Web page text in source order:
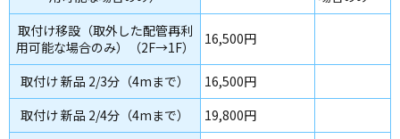
取付け移設（取外した配管再利
用可能な場合のみ）（2F→1F）
16,500円
取付け 新品 2/3分（4mまで）
16,500円
取付け 新品 2/4分（4mまで）
19,800円